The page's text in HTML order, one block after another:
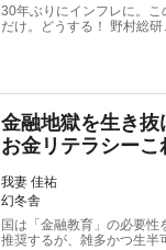
30年ぶりにインフレに。
だけ。どうする！ 野村総研
金融地獄を生き
お金リテラシーこ
我妻 佳祐
幻冬舎
国は「金融教育」の必要性
推奨するが、雑多かつ生